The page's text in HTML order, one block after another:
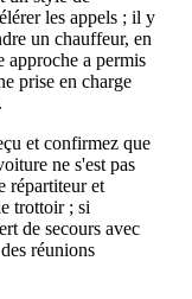
les appels ; il y
un chauffeur, en
approche a permis
prise en charge
et confirmez que
ne s'est pas
répartiteur et
trottoir ; si
de secours avec
réunions